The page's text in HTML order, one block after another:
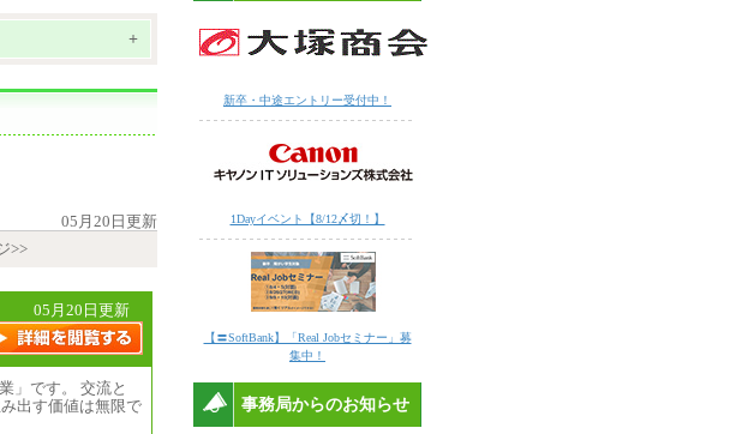
+
05月20日更新
>>
05月20日更新
」です。 交流と
出す価値は無限で
新卒・中途エントリー受付中！
1Dayイベント【8/12〆切！】
【〓SoftBank】「Real Jobセミナー」募
集中！
事務局からのお知らせ